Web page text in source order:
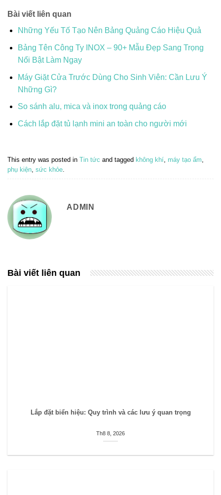
Bài viết liên quan
Những Yếu Tố Tạo Nên Bảng Quảng Cáo Hiệu Quả
Bảng Tên Công Ty INOX – 90+ Mẫu Đẹp Sang Trọng
Nổi Bật Làm Ngay
Máy Giặt Cửa Trước Dùng Cho Sinh Viên: Cần Lưu Ý
Những Gì?
So sánh alu, mica và inox trong quảng cáo
Cách lắp đặt tủ lạnh mini an toàn cho người mới
This entry was posted in Tin tức and tagged không khí máy tạo ẩm
phụ kiện sức khỏe
ADMIN
Bài viết liên quan
Lắp đặt biển hiệu: Quy trình và các lưu ý quan trọng
Th8 8, 2026